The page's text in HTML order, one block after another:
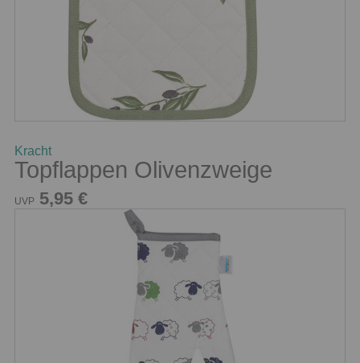
Kracht
Topflappen Olivenzweige
UVP 5,95 €